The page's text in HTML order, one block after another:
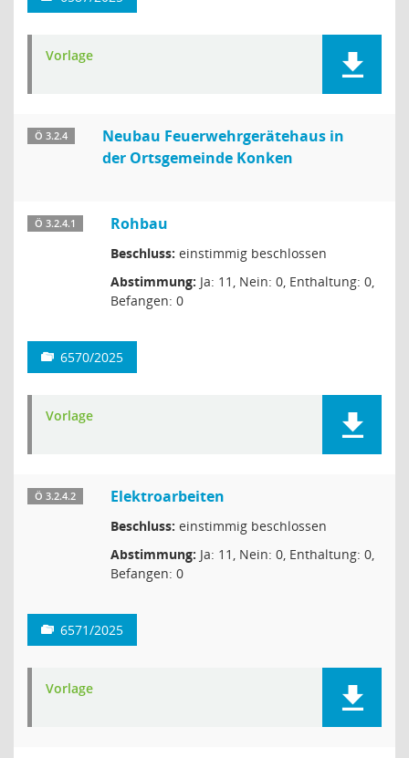
Vorlage
Ö 3.2.4
Neubau Feuerwehrgerätehaus in
der Ortsgemeinde Konken
Ö 3.2.4.1 Rohbau
Beschluss: einstimmig beschlossen
Abstimmung: Ja: 11, Nein: 0, Enthaltung: 0,
Befangen: 0
6570/2025
Vorlage
Ö 3.2.4.2 Elektroarbeiten
Beschluss: einstimmig beschlossen
Abstimmung: Ja: 11, Nein: 0, Enthaltung: 0,
Befangen: 0
6571/2025
Vorlage